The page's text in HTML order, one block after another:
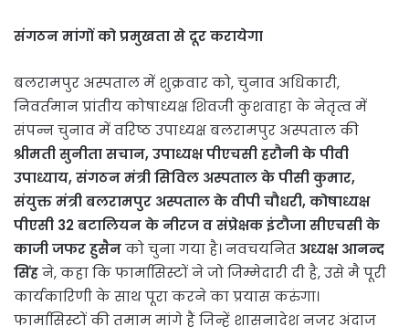
संगठन मांगों को प्रमुखता से दूर करायेगा
बलरामपुर अस्पताल में शुक्रवार को, चुनाव अधिकारी,
निवर्तमान प्रांतीय कोषाध्यक्ष शिवजी कुशवाहा के नेतृत्व में
संपन्न चुनाव में वरिष्ठ उपाध्यक्ष बलरामपुर अस्पताल की
श्रीमती सुनीता सचान, उपाध्यक्ष पीएचसी हरौनी के पीवी
उपाध्याय, संगठन मंत्री सिविल अस्पताल के पीसी कुमार,
संयुक्त मंत्री बलरामपुर अस्पताल के वीपी चौधरी, कोषाध्यक्ष
पीएसी 32 बटालियन के नीरज व संप्रेक्षक इंटौजा सीएचसी के
काजी जफर हुसैनको चुना गया है। नवचयनित अध्यक्ष आनन्द
सिंहने, कहा कि फार्मासिस्टों ने जो जिम्मेदारी दी है, उसे मै पूरी
कार्यकारिणी के साथ पूरा करने का प्रयास करुंगा।
फार्मासिस्टों की तमाम मांगे हैं जिन्हें शासनादेश नजर अंदाज